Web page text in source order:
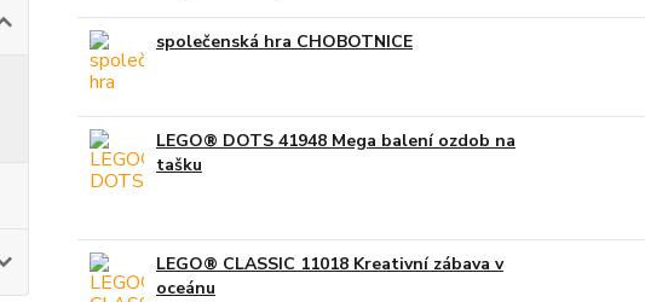
společenská hra CHOBOTNICE
LEGO® DOTS 41948 Mega balení ozdob na
tašku
LEGO® CLASSIC 11018 Kreativní zábava v
oceánu